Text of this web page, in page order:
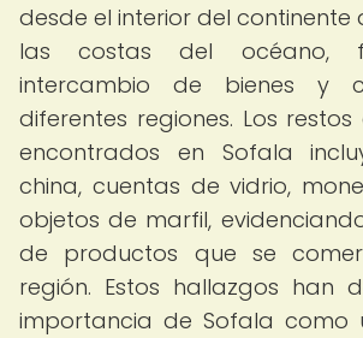
desde el interior del
las costas del océano,
intercambio de bienes y
diferentes regiones. Los
encontrados en Sofala
china, cuentas de vidrio,
objetos de marfil,
de productos que se
región. Estos hallazgos han
importancia de Sofala como